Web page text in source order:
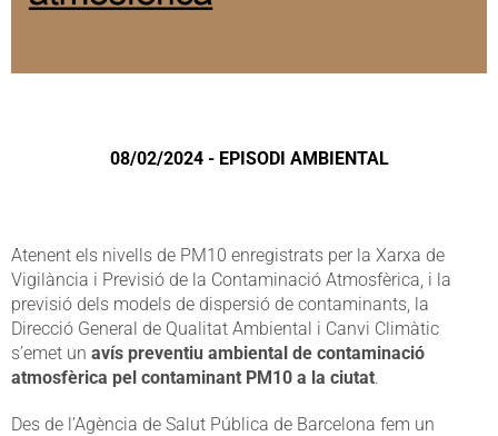
08/02/2024 - EPISODI AMBIENTAL
Atenent els nivells de PM10 enregistrats per la Xarxa de
Vigilància i Previsió de la Contaminació Atmosfèrica, i la
previsió dels models de dispersió de contaminants, la
Direcció General de Qualitat Ambiental i Canvi Climàtic
s’emet un avís preventiu ambiental de contaminació
atmosfèrica pel contaminant PM10 a la ciutat.
Des de l’Agència de Salut Pública de Barcelona fem un